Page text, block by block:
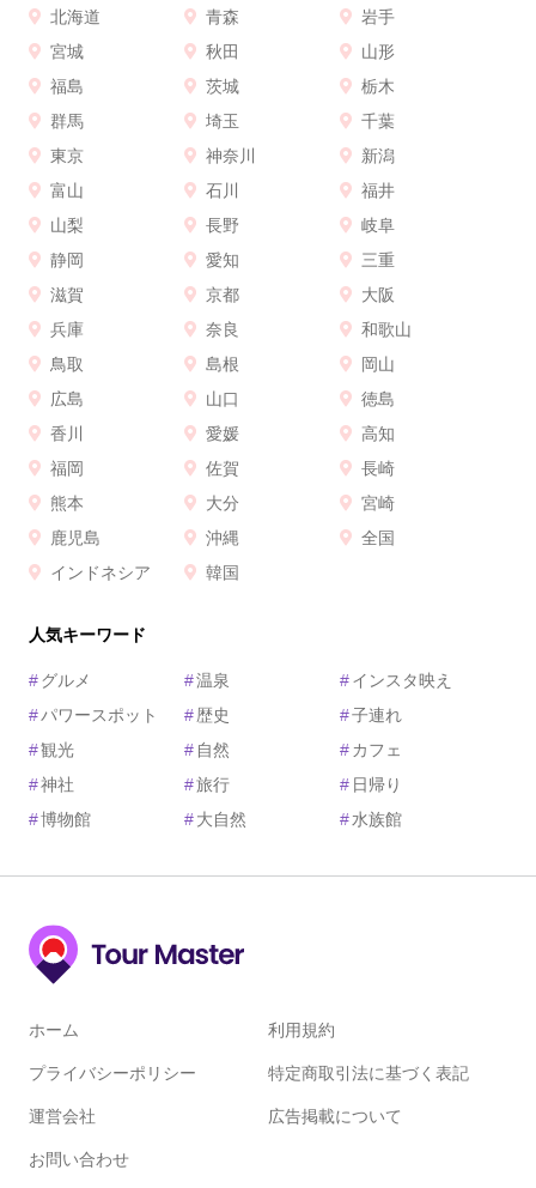
北海道 青森
岩手
宮城
秋田
山形
福島
茨城
栃木
群馬
埼玉
千葉
東京
神奈川
新潟
富山
石川
福井
山梨
長野
岐阜
静岡
愛知
三重
滋賀
京都
大阪
兵庫
奈良
和歌山
鳥取
島根
岡山
広島
山口
徳島
香川
愛媛
高知
福岡
佐賀
長崎
熊本
大分
宮崎
鹿児島
沖縄
全国
インドネシア
韓国
人気キーワード
#グルメ #温泉 #インスタ映え
#パワースポット #歴史 #子連れ
#観光 # 自然 # カフェ
#神社 #旅行 # 日帰り
#博物館 #大自然 #水族館
ホーム 利用規約
プライバシーポリシー 特定商取引法に基づく表記
運営会社 広告掲載について
お問い合わせ